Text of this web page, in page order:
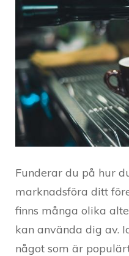
Funderar du på hur
marknadsföra ditt
finns många olika
kan använda dig av.
något som är